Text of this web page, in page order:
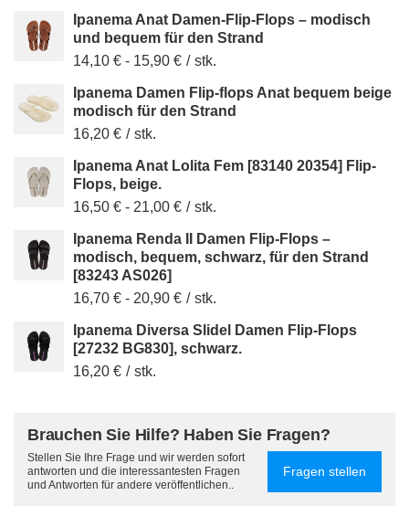
Ipanema Anat Damen-Flip-Flops – modisch
und bequem für den Strand
14,10 € - 15,90 € / stk.
Ipanema Damen Flip-flops Anat bequem beige
modisch für den Strand
16,20 € / stk.
Ipanema Anat Lolita Fem [83140 20354] Flip-
Flops, beige.
16,50 € - 21,00 € / stk.
Ipanema Renda II Damen Flip-Flops –
modisch, bequem, schwarz, für den Strand
[83243 AS026]
16,70 € - 20,90 € / stk.
Ipanema Diversa Slidel Damen Flip-Flops
[27232 BG830], schwarz.
16,20 € / stk.
Brauchen Sie Hilfe? Haben Sie Fragen?
Stellen Sie Ihre Frage und wir werden sofort
antworten und die interessantesten Fragen
und Antworten für andere veröffentlichen..
Fragen stellen